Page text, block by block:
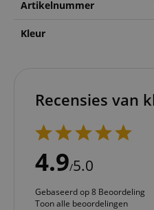
Artikelnummer
Kleur
Recensies van
4.9/5.0
Gebaseerd op 8 Beoordeling
Toon alle beoordelingen